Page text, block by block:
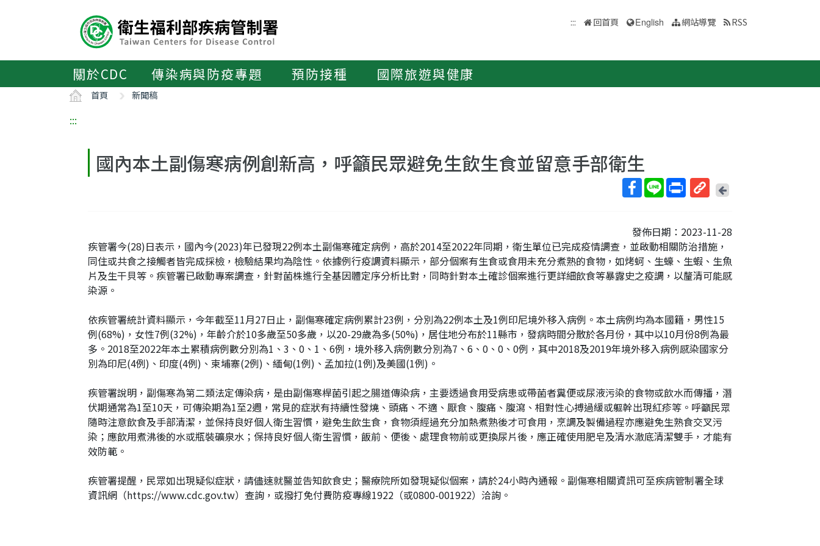
區
::: 回首頁 English 網站導覽 RSS
關於CDC 傳染病與防疫專題 預防接種 國際旅遊與健康
首頁 新聞稿
:::
國內本土副傷寒病例創新高，呼籲民眾避免生飲生食並留意手部衛生
短
網
址
回
上
頁
發佈日期：2023-11-28
疾管署今(28)日表示，國內今(2023)年已發現22例本土副傷寒確定病例，高於2014至2022年同期，衛生單位已完成疫情調查，並啟動相關防治措施，
同住或共食之接觸者皆完成採檢，檢驗結果均為陰性。依據例行疫調資料顯示，部分個案有生食或食用未充分煮熟的食物，如烤蚵、生蠔、生蝦、生魚
片及生干貝等。疾管署已啟動專案調查，針對菌株進行全基因體定序分析比對，同時針對本土確診個案進行更詳細飲食等暴露史之疫調，以釐清可能感
染源。
依疾管署統計資料顯示，今年截至11月27日止，副傷寒確定病例累計23例，分別為22例本土及1例印尼境外移入病例。本土病例均為本國籍，男性15
例(68%)，女性7例(32%)，年齡介於10多歲至50多歲，以20-29歲為多(50%)，居住地分布於11縣市，發病時間分散於各月份，其中以10月份8例為最
多。2018至2022年本土累積病例數分別為1、3、0、1、6例，境外移入病例數分別為7、6、0、0、0例，其中2018及2019年境外移入病例感染國家分
別為印尼(4例)、印度(4例)、柬埔寨(2例)、緬甸(1例)、孟加拉(1例)及美國(1例)。
疾管署說明，副傷寒為第二類法定傳染病，是由副傷寒桿菌引起之腸道傳染病，主要透過食用受病患或帶菌者糞便或尿液污染的食物或飲水而傳播，潛
伏期通常為1至10天，可傳染期為1至2週，常見的症狀有持續性發燒、頭痛、不適、厭食、腹痛、腹瀉、相對性心搏過緩或軀幹出現紅疹等。呼籲民眾
隨時注意飲食及手部清潔，並保持良好個人衛生習慣，避免生飲生食，食物須經過充分加熱煮熟後才可食用，烹調及製備過程亦應避免生熟食交叉污
染；應飲用煮沸後的水或瓶裝礦泉水；保持良好個人衛生習慣，飯前、便後、處理食物前或更換尿片後，應正確使用肥皂及清水澈底清潔雙手，才能有
效防範。
疾管署提醒，民眾如出現疑似症狀，請儘速就醫並告知飲食史；醫療院所如發現疑似個案，請於24小時內通報。副傷寒相關資訊可至疾病管制署全球
資訊網（https://www.cdc.gov.tw）查詢，或撥打免付費防疫專線1922（或0800-001922）洽詢。